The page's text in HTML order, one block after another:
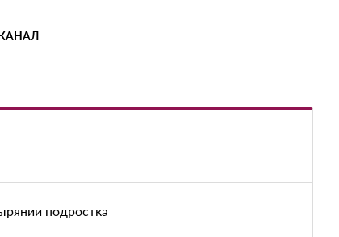
подростка